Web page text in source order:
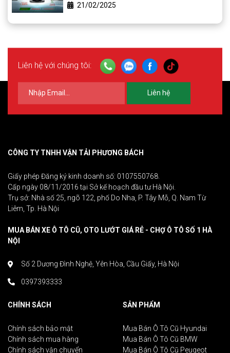
21/02/2025
Liên hệ với chúng tôi:
Liên hệ
CÔNG TY TNHH VẬN TẢI PHƯƠNG BÁCH
Giấy phép Đăng ký kinh doanh số: 0107550768.
Cấp ngày 08/11/2016 tại Sở kế hoạch đầu tư Hà Nội.
Trụ sở: Nhà số 25, ngõ 122, phố Do Nha, P. Tây Mỗ, Q. Nam Từ
Liêm, Tp. Hà Nội
MUA BÁN XE Ô TÔ CŨ, OTO LƯỚT GIÁ RẺ - CHỢ Ô TÔ SỐ 1 HÀ
NỘI
Số 2 Dương Đình Nghệ, Yên Hòa, Cầu Giấy, Hà Nội
0397393333
CHÍNH SÁCH
Chính sách bảo mật
Chính sách mua hàng
Chính sách vận chuyển
SẢN PHẨM
Mua Bán Ô Tô Cũ Hyundai
Mua Bán Ô Tô Cũ BMW
Mua Bán Ô Tô Cũ Peugeot